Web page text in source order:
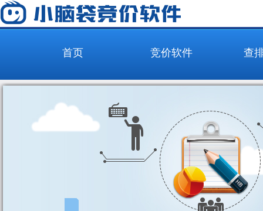
首页 竞价软件 查